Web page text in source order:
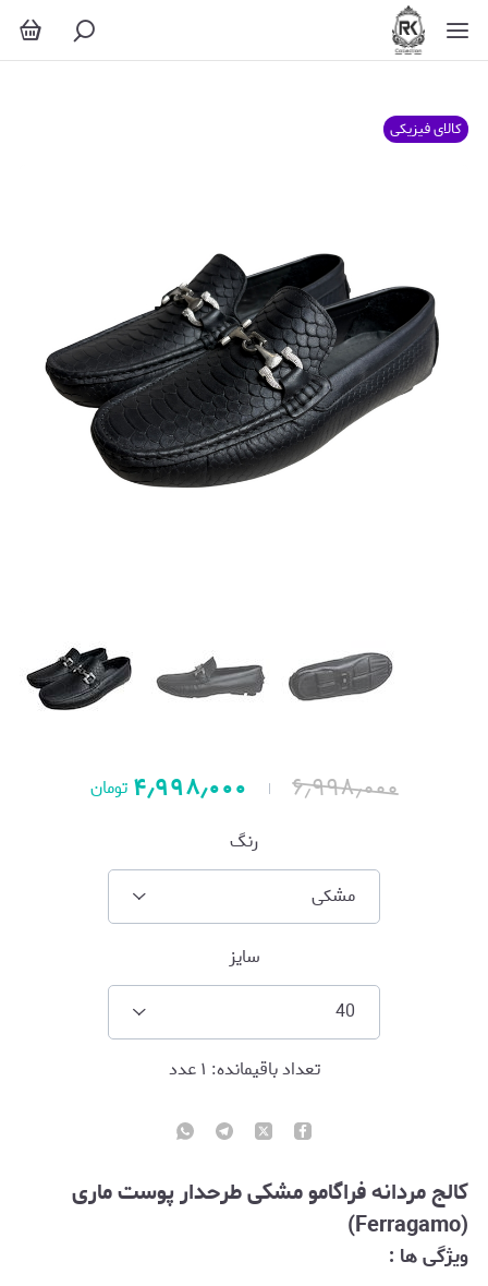
کالای فیزیکی
۶٫۹۹۸٫۰۰۰ ۴٫۹۹۸٫۰۰۰ تومان
رنگ
مشکی
سایز
40
تعداد باقیمانده: ۱عدد
کالج مردانه فراگامو مشکی طرحدار پوست ماری
(Ferragamo)
ویژگی ها :